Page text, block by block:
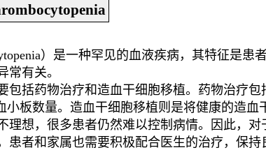
）是一种罕见的血液疾病，其特征是
常有关。
包括药物治疗和造血干细胞移植。药物治疗
小板数量。造血干细胞移植则是将健康的造血
理想，很多患者仍然难以控制病情。因此，
者和家属也需要积极配合医生的治疗，保